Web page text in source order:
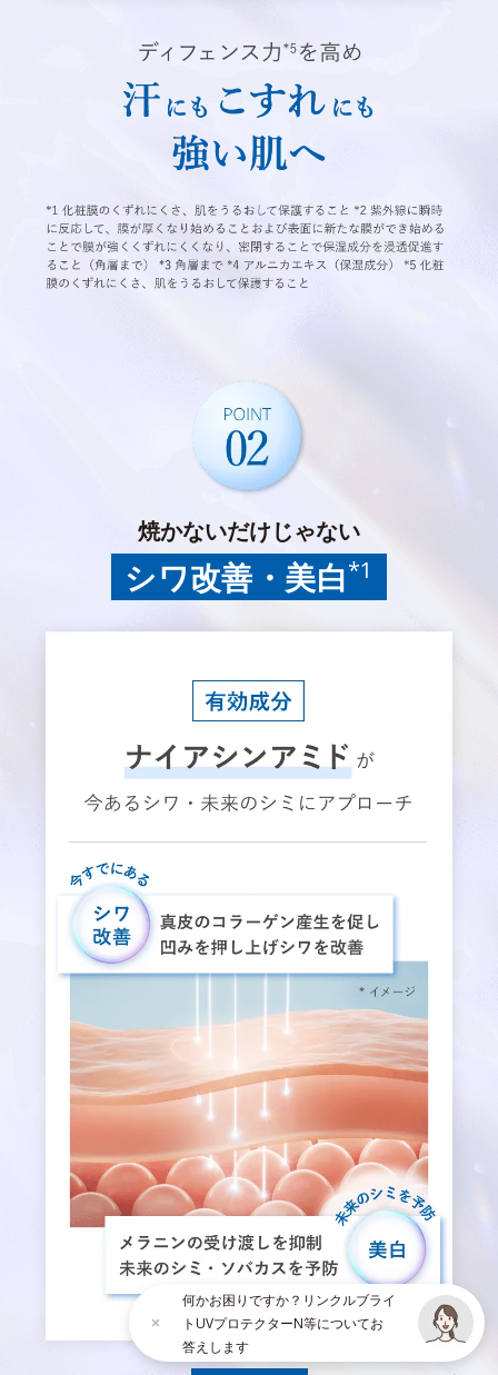
焼かないだけじゃない
シワ改善・美白*1
何かお困りですか？リンクルブライ
トUVプロテクターN等についてお
答えします